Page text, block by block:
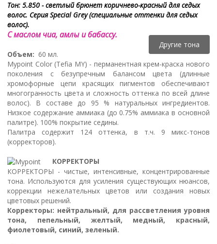
Тон: 5.850 - светлый брюнет коричнево-красный для седых
волос. Серия Special Grey (специальные оттенки для седых
волос).
С маслом чиа, амлы и бабассу.
Другие тона
Объем: 60 мл.
Mypoint Color (Tefia MY) - перманентная крем-краска нового
поколения с безупречным балансом цвета (длинные
хромофорные цепи красящих пигментов обеспечивают
многогранность цвета и сложность оттенка по всей длине
волос). В составе до 95 % натуральных ингредиентов.
Низкое содержание аммиака (до 0.75% аммиака в основной
палитре). 100% покрытие седины.
Палитра содержит 124 оттенка, в т.ч. 9 микс-тонов
(корректоров).
КОРРЕКТОРЫ
КОРРЕКТОРЫ - чистые, интенсивные, концентрированные
тона. Используются для усиления существующих нюансов,
коррекции нежелательных цветов или создания новых
цветовых решений.
Корректоры: нейтральный, для рассветления уровня
тона, пепельный, желтый, медный, красный,
фиолетовый, синий, зеленый.